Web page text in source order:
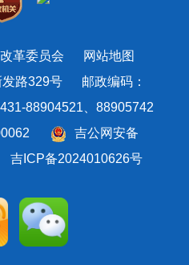
改革委员会
网站地图
发路329号 邮政编码：
88904521、88905742
吉公网安备
吉ICP备2024010626号